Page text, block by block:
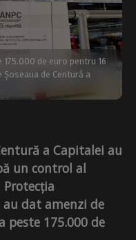
175.000 de euro pentru 16
de Centură a
a Capitalei au
un control al
dat amenzi de
peste 175.000 de